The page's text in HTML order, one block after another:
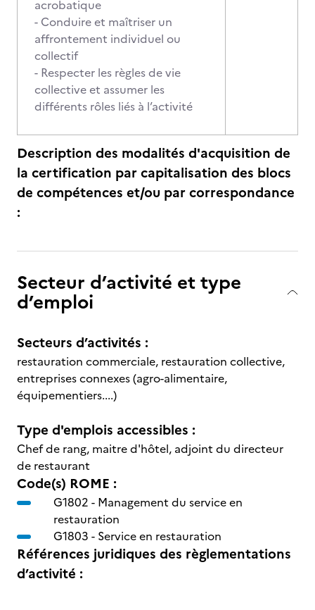
acrobatique
- Conduire et maîtriser un
affrontement individuel ou
collectif
- Respecter les règles de vie
collective et assumer les
différents rôles liés à l’activité
Description des modalités d'acquisition de
la certification par capitalisation des blocs
de compétences et/ou par correspondance
:
Secteur d’activité et type
d’emploi
Secteurs d’activités :
restauration commerciale, restauration collective,
entreprises connexes (agro-alimentaire,
équipementiers....)
Type d'emplois accessibles :
Chef de rang, maitre d'hôtel, adjoint du directeur
de restaurant
Code(s) ROME :
G1802 - Management du service en
restauration
G1803 - Service en restauration
Références juridiques des règlementations
d’activité :